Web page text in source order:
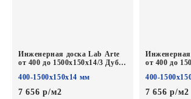
Инженерная доска Lab Arte
от 400 до 1500х150х14/3 Дуб
400-1500х150х14 мм
7 656 р/м2
от 400 до
400-
7 656 р/м2